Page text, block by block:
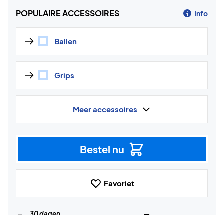
POPULAIRE ACCESSOIRES Info
Ballen
Grips
Meer accessoires
Bestel nu
Favoriet